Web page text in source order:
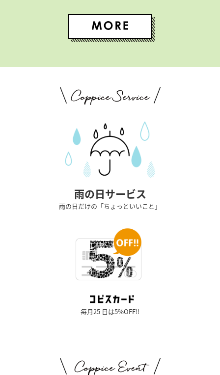
雨の日サービス
雨の日だけの「ちょっといいこと」
毎月25 日は5%OFF!!